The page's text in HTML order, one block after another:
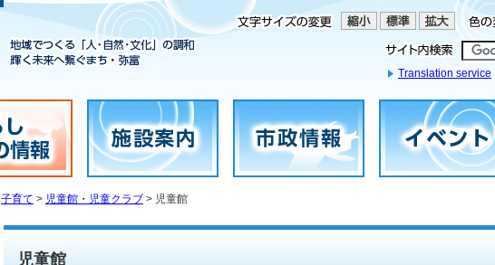
Translation service
子育て > 児童館・児童クラブ > 児童館
児童館